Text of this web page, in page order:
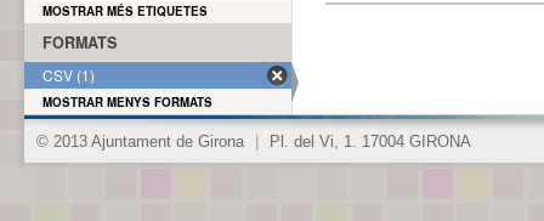
MOSTRAR MÉS ETIQUETES
FORMATS
CSV (1)
MOSTRAR MENYS FORMATS
© 2013 Ajuntament de Girona Pl. del Vi, 1. 17004 GIRONA